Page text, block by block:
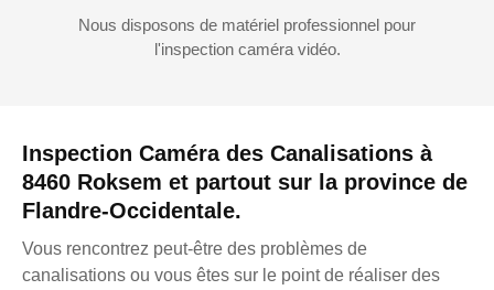
Inspection Caméra des Canalisations à
8460 Roksem et partout sur la province de
Flandre-Occidentale.
Vous rencontrez peut-être des problèmes de
canalisations ou vous êtes sur le point de réaliser des
Nous disposons de matériel professionnel pour
l'inspection caméra vidéo.